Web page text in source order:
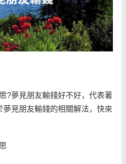
合婚 運勢測算
?夢見朋友輸錢好不好，代表著
見朋友輸錢的相關解法，快來